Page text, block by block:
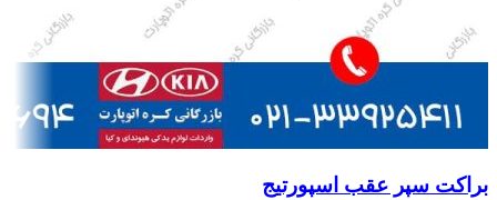
براکت سپر عقب اسپورتیج